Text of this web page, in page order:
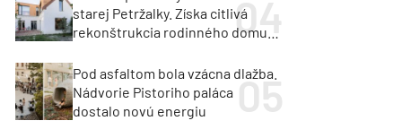
starej Petržalky. Získa citlivá
rekonštrukcia rodinného domu
Pod asfaltom bola vzácna dlažba.
Nádvorie Pistoriho paláca
dostalo novú energiu